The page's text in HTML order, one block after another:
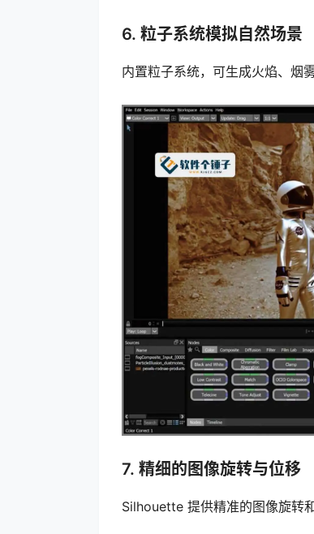
6. 粒子系统模拟自然场景
内置粒子系统，可生成火焰、烟
7. 精细的图像旋转与位移
Silhouette 提供精准的图像旋转